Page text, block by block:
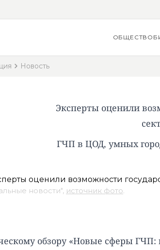
ОБЩЕСТВО
Новость
Эксперты оценили
ГЧП в ЦОД, умных
новости", источник фото.
обзору «Новые сферы